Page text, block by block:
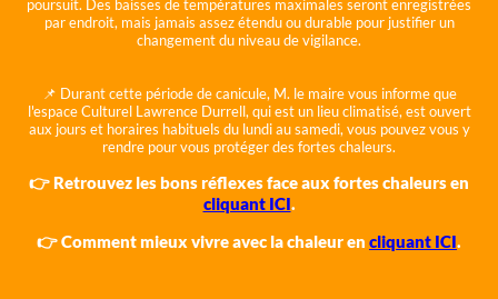
poursuit. Des baisses de températures maximales seront enregistrées
par endroit, mais jamais assez étendu ou durable pour justifier un
changement du niveau de vigilance.
📌 Durant cette période de canicule, M. le maire vous informe que
l'espace Culturel Lawrence Durrell, qui est un lieu climatisé, est ouvert
aux jours et horaires habituels du lundi au samedi, vous pouvez vous y
rendre pour vous protéger des fortes chaleurs.
👉 Retrouvez les bons réflexes face aux fortes chaleurs en
cliquant ICI.
👉 Comment mieux vivre avec la chaleur en cliquant ICI.